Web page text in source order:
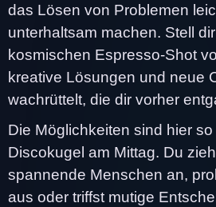
das Lösen von Problemen
unterhaltsam machen. Stell
kosmischen Espresso-Shot
kreative Lösungen und neue
wachrüttelt, die dir vorher
Die Möglichkeiten sind hier
Discokugel am Mittag. Du
spannende Menschen an,
aus oder triffst mutige